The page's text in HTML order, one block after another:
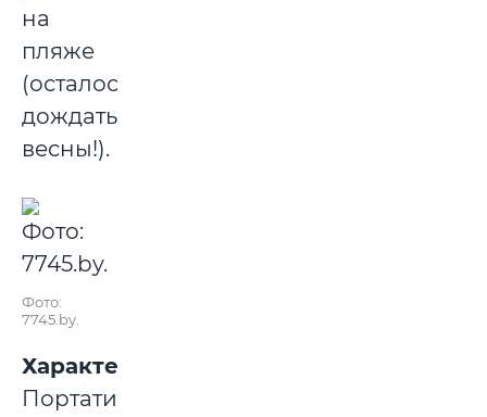
на
пляже
(осталось
дождаться
весны!).
Фото:
7745.by.
Характеристика:
Портативная